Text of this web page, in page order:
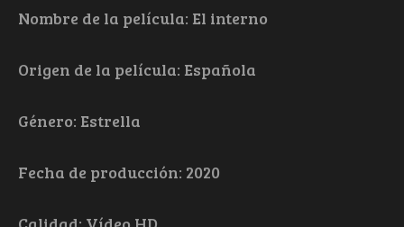
Nombre de la película: El interno
Origen de la película: Española
Género: Estrella
Fecha de producción: 2020